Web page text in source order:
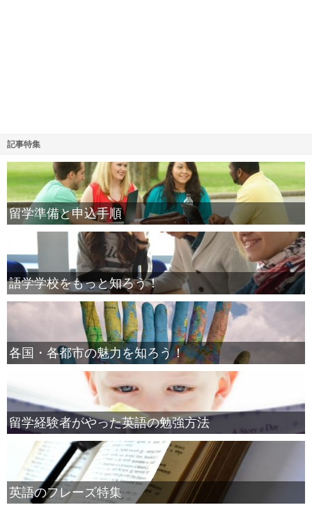
記事特集
留学準備と申込手順
語学学校をもっと知ろう！
各国・各都市の魅力を知ろう！
留学経験者がやった英語の勉強方法
英語のフレーズ特集